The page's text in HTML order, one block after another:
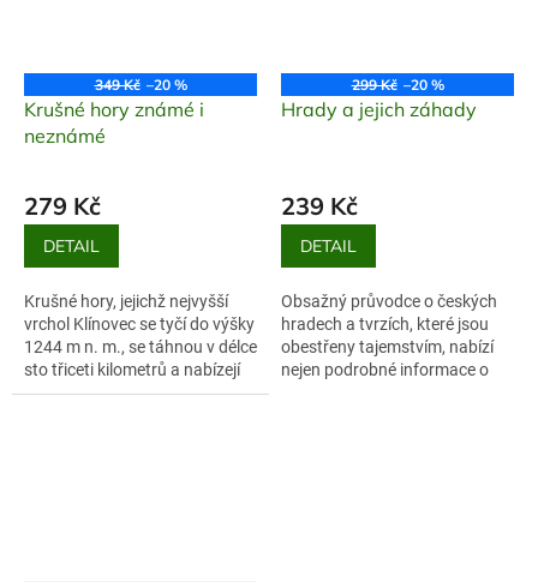
349 Kč –20 %
Krušné hory známé i
neznámé
279 Kč
DETAIL
Krušné hory, jejichž nejvyšší
vrchol Klínovec se tyčí do výšky
1244 m n. m., se táhnou v délce
sto třiceti kilometrů a nabízejí
celou řadu pozoruhodných
299 Kč –20 %
Hrady a jejich záhady
239 Kč
DETAIL
Obsažný průvodce o českých
hradech a tvrzích, které jsou
obestřeny tajemstvím, nabízí
nejen podrobné informace o